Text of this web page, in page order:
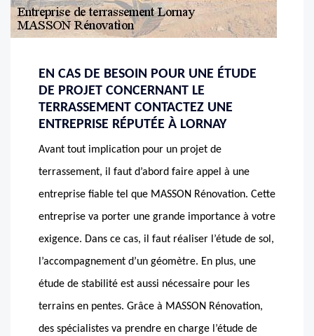
EN CAS DE BESOIN POUR UNE ÉTUDE
DE PROJET CONCERNANT LE
TERRASSEMENT CONTACTEZ UNE
ENTREPRISE RÉPUTÉE À LORNAY
Avant tout implication pour un projet de
terrassement, il faut d’abord faire appel à une
entreprise fiable tel que MASSON Rénovation. Cette
entreprise va porter une grande importance à votre
exigence. Dans ce cas, il faut réaliser l’étude de sol,
l’accompagnement d’un géomètre. En plus, une
étude de stabilité est aussi nécessaire pour les
terrains en pentes. Grâce à MASSON Rénovation,
des spécialistes va prendre en charge l’étude de